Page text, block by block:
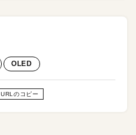
OLED
URLのコピー